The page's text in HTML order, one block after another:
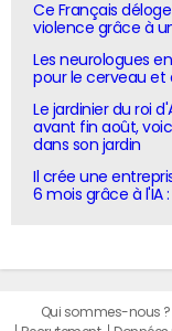
Ce Français
violence grâce à
Les neurologues
pour le cerveau et
Le jardinier du roi
avant fin août,
dans son jardin
Il crée une
6 mois grâce à l'IA
Qui sommes-nous ?